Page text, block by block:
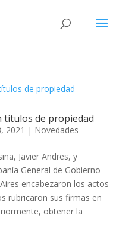
títulos de propiedad
2021 | Novedades
Javier Andres, y
General de Gobierno
encabezaron los actos
rubricaron sus firmas en
obtener la